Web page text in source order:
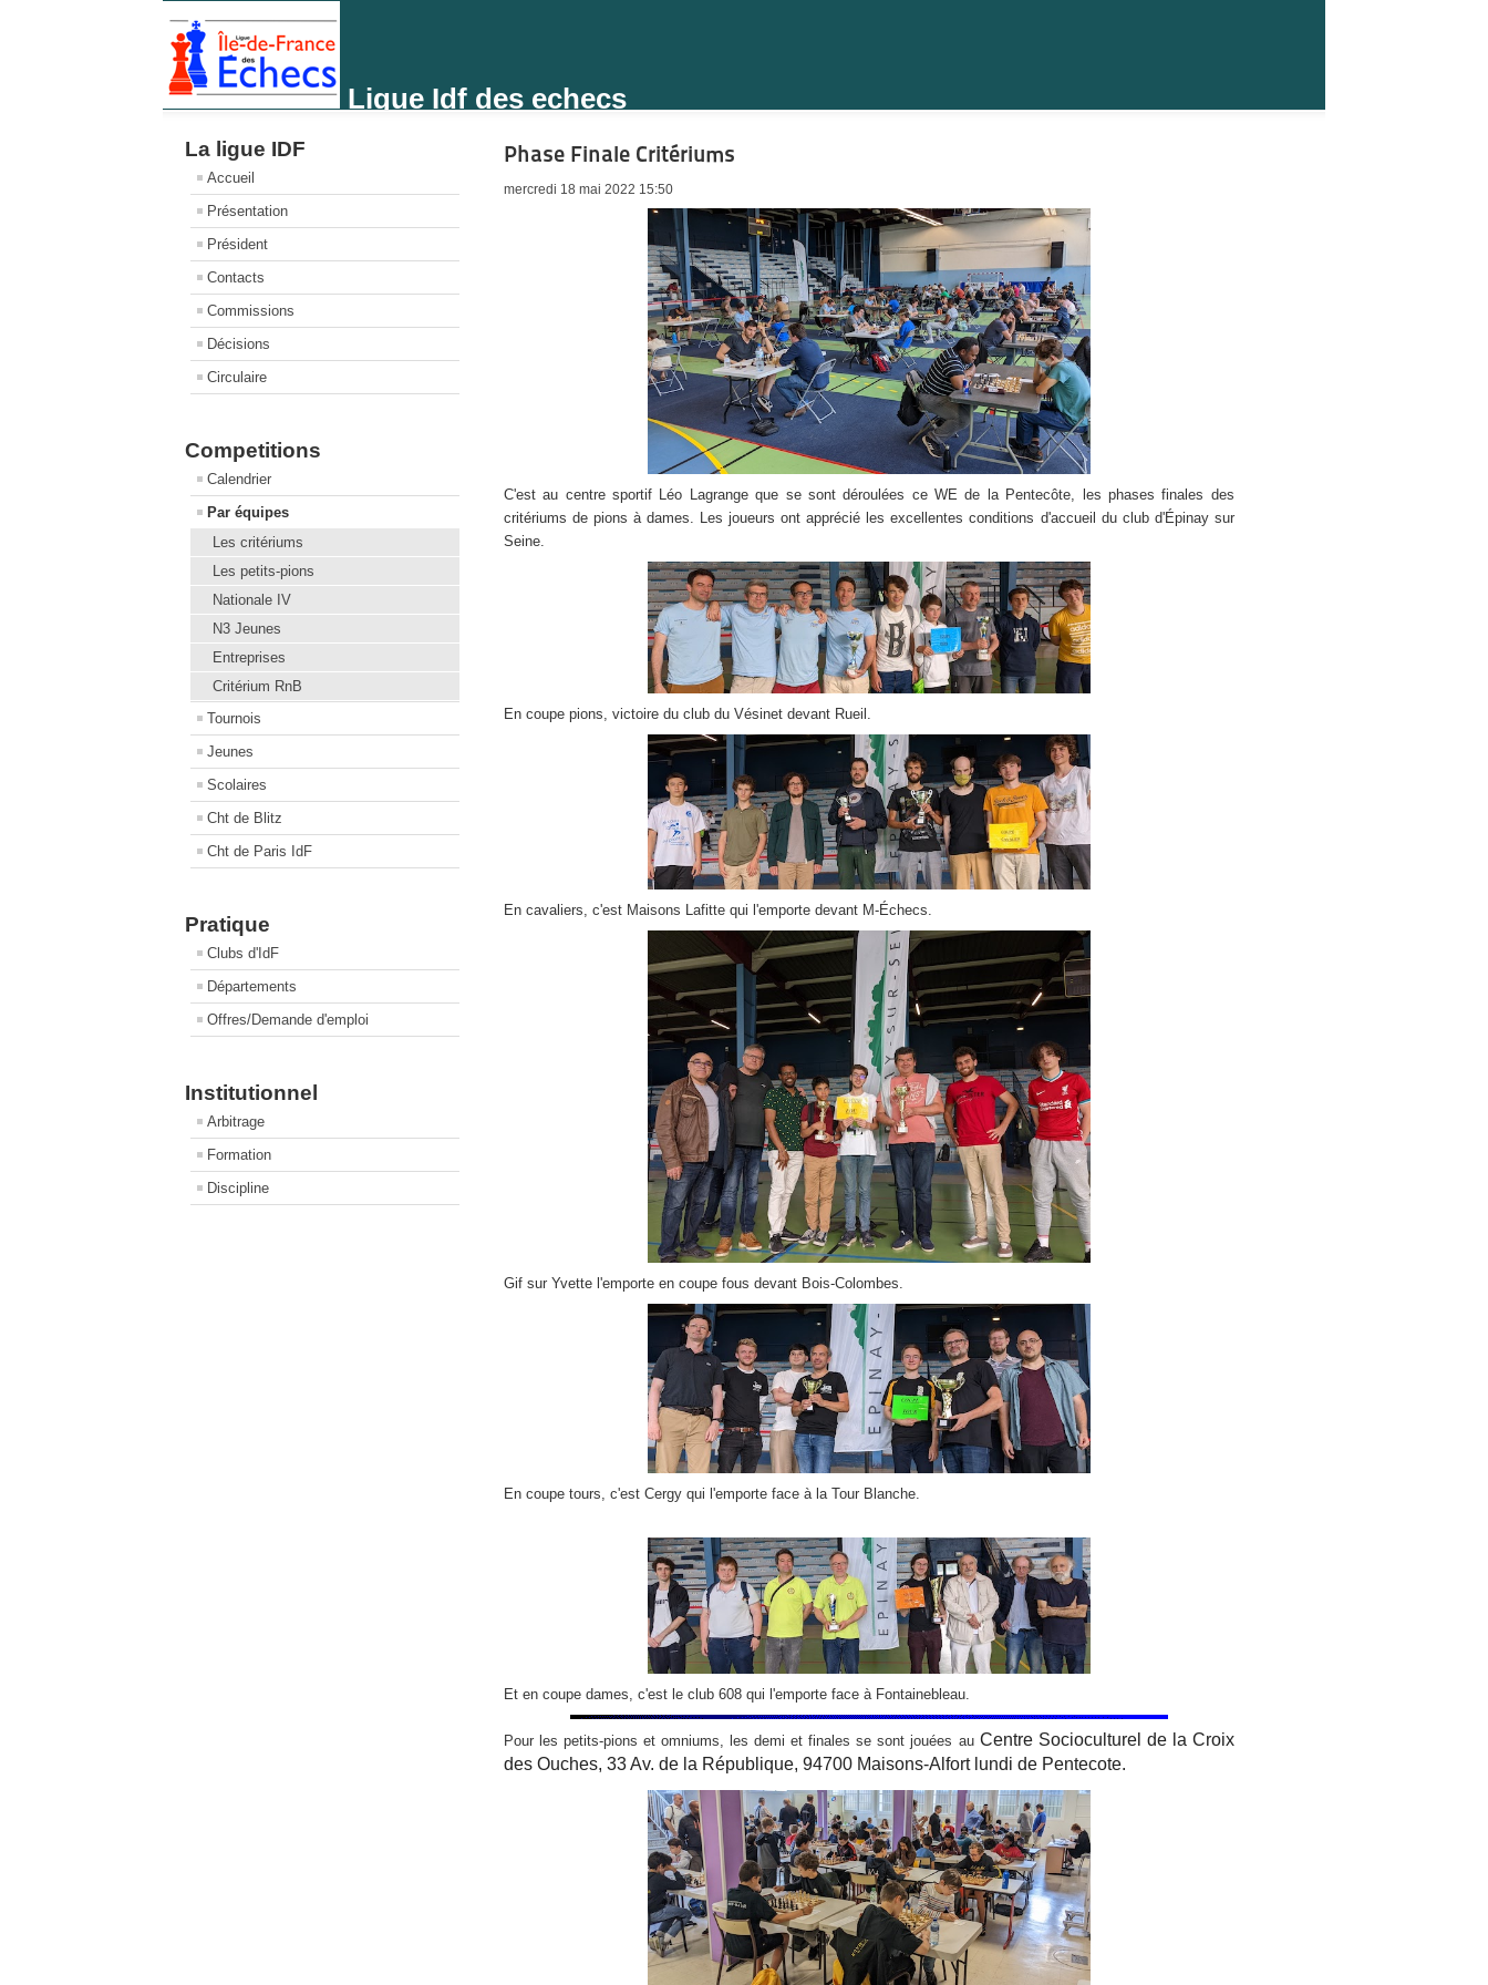
Ligue Idf des echecs
La ligue IDF
Accueil
Présentation
Président
Contacts
Commissions
Décisions
Circulaire
Competitions
Calendrier
Par équipes
Les critériums
Les petits-pions
Nationale IV
N3 Jeunes
Entreprises
Critérium RnB
Tournois
Jeunes
Scolaires
Cht de Blitz
Cht de Paris IdF
Pratique
Clubs d'IdF
Départements
Offres/Demande d'emploi
Institutionnel
Arbitrage
Formation
Discipline
Phase Finale Critériums
mercredi 18 mai 2022 15:50
C'est au centre sportif Léo Lagrange que se sont déroulées ce WE de la Pentecôte, les phases finales des
critériums de pions à dames. Les joueurs ont apprécié les excellentes conditions d'accueil du club d'Épinay sur
Seine.
En coupe pions, victoire du club du Vésinet devant Rueil.
En cavaliers, c'est Maisons Lafitte qui l'emporte devant M-Échecs.
Gif sur Yvette l'emporte en coupe fous devant Bois-Colombes.
En coupe tours, c'est Cergy qui l'emporte face à la Tour Blanche.
Et en coupe dames, c'est le club 608 qui l'emporte face à Fontainebleau.
Pour les petits-pions et omniums, les demi et finales se sont jouées au Centre Socioculturel de la Croix
des Ouches, 33 Av. de la République, 94700 Maisons-Alfort lundi de Pentecote.